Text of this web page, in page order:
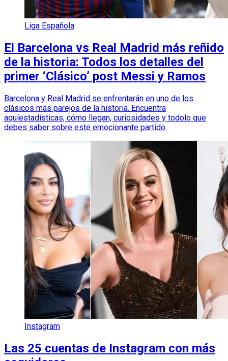
Liga Española
El Barcelona vs Real Madrid más reñido
de la historia: Todos los detalles del
primer ‘Clásico’ post Messi y Ramos
Barcelona y Real Madrid se enfrentarán en uno de los
clásicos más parejos de la historia. Encuentra
aquíestadísticas, cómo llegan, curiosidades y todolo que
debes saber sobre este emocionante partido.
Instagram
Las 25 cuentas de Instagram con más